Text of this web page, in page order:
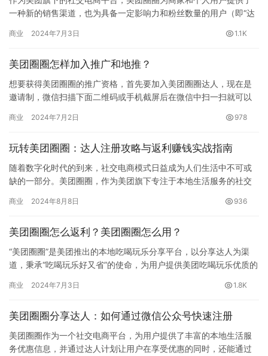
一种新的销售渠道，也为具备一定影响力和粉丝数量的用户（即“达
钱…
商业 2024年7月3日 1.1K
美团圈圈怎样加入推广和地推？
想要获得美团圈圈的推广资格，首先要加入美团圈圈达人，现在是
邀请制，微信扫描下面二维码或手机截屏后在微信中扫一扫就可以
就返…
商业 2024年7月2日 978
玩转美团圈圈：达人注册攻略与返利赚钱实战指南
随着数字化时代的到来，社交电商模式日益成为人们生活中不可或
缺的一部分。美团圈圈，作为美团旗下专注于本地生活服务的社交
质与经…
商业 2024年8月8日 936
美团圈圈怎么返利？美团圈圈怎么用？
“美团圈圈”是美团推出的本地吃喝玩乐分享平台，以分享达人为渠
道，秉承“吃喝玩乐好又省”的使命，为用户提供美团吃喝玩乐优质的
商业 2024年7月3日 1.8K
美团圈圈分享达人：如何通过微信公众号快速注册
美团圈圈作为一个社交电商平台，为用户提供了丰富的本地生活服
务优惠信息，并通过达人计划让用户在享受优惠的同时，还能通过